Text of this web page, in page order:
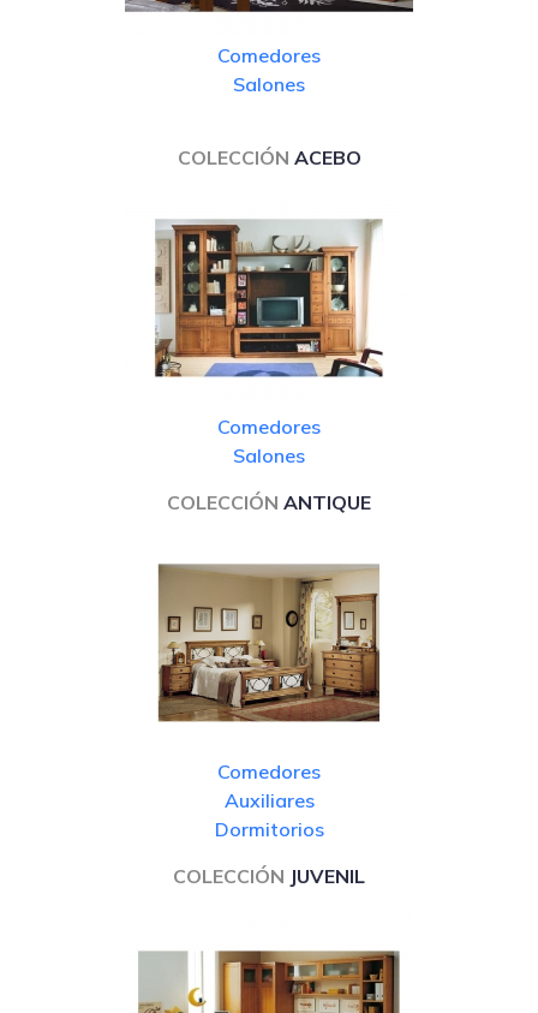
Comedores
Salones
COLECCIÓN ACEBO
Comedores
Salones
COLECCIÓN ANTIQUE
Comedores
Auxiliares
Dormitorios
COLECCIÓN JUVENIL